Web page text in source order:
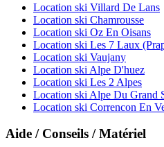
Location ski Villard De Lans
Location ski Chamrousse
Location ski Oz En Oisans
Location ski Les 7 Laux
Location ski Vaujany
Location ski Alpe D'huez
Location ski Les 2 Alpes
Location ski Alpe Du Grand
Location ski Correncon En
Aide / Conseils / Matériel